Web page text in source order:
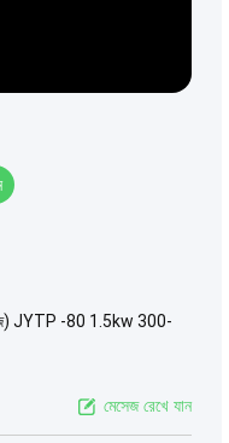
JYTP -80 1.5kw 300-
মেসেজ রেখে যান